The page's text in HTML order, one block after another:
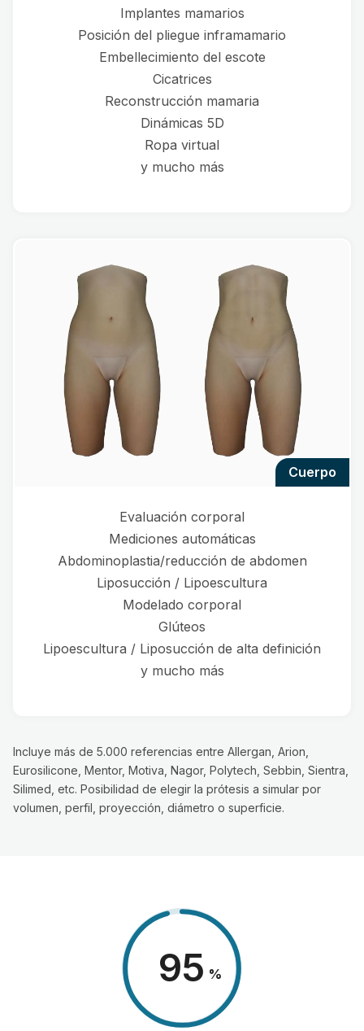
Implantes mamarios
Posición del pliegue inframamario
Embellecimiento del escote
Cicatrices
Reconstrucción mamaria
Dinámicas 5D
Ropa virtual
y mucho más
cuerpo
Evaluación corporal
Mediciones automáticas
Abdominoplastia/reducción de abdomen
Liposucción / Lipoescultura
Modelado corporal
Glúteos
Lipoescultura / Liposucción de alta definición
y mucho más
Incluye más de 5.000 referencias entre Allergan, Arion,
Eurosilicone, Mentor, Motiva, Nagor, Polytech, Sebbin, Sientra,
Silimed, etc. Posibilidad de elegir la prótesis a simular por
volumen, perfil, proyección, diámetro o superficie.
98 %